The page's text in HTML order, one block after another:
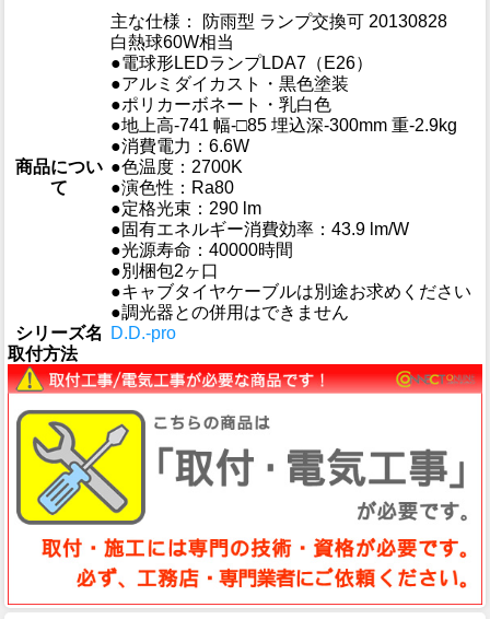
主な仕様： 防雨型 ランプ交換可 20130828
商品につい
て
白熱球60W相当
●電球形LEDランプLDA7（E26）
●アルミダイカスト・黒色塗装
●ポリカーボネート・乳白色
●地上高-741 幅-□85 埋込深-300mm 重-2.9kg
●消費電力：6.6W
●色温度：2700K
●演色性：Ra80
●定格光束：290 lm
●固有エネルギー消費効率：43.9 lm/W
●光源寿命：40000時間
●別梱包2ヶ口
●キャブタイヤケーブルは別途お求めください
●調光器との併用はできません
シリーズ名
D.D.-pro
取付方法